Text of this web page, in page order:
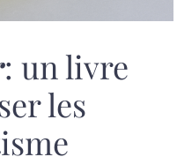
: un livre
les